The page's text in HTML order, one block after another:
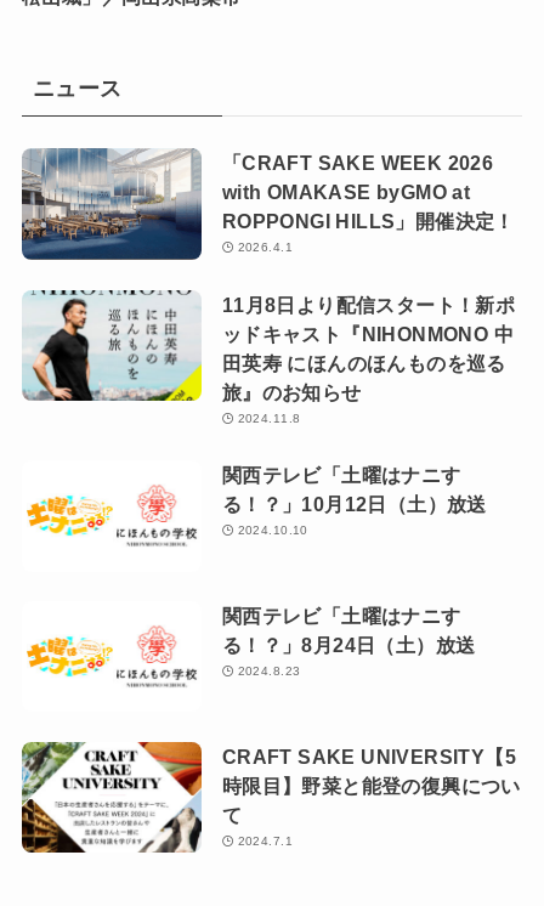
ニュース
「CRAFT SAKE WEEK 2026
with OMAKASE byGMO at
ROPPONGI HILLS」開催決定！
2026.4.1
11月8日より配信スタート！新ポ
ッドキャスト『NIHONMONO 中
田英寿 にほんのほんものを巡る
旅』のお知らせ
2024.11.8
関西テレビ「土曜はナニす
る！？」10月12日（土）放送
2024.10.10
関西テレビ「土曜はナニす
る！？」8月24日（土）放送
2024.8.23
CRAFT SAKE UNIVERSITY【5
時限目】野菜と能登の復興につい
て
2024.7.1